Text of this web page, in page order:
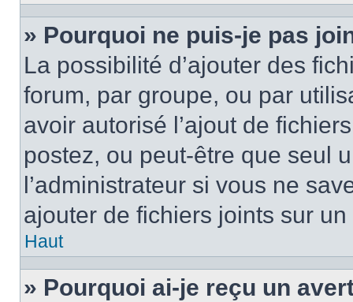
» Pourquoi ne puis-je pas
La possibilité d’ajouter des
forum, par groupe, ou par
avoir autorisé l’ajout de
postez, ou peut-être que seul
l’administrateur si vous ne
ajouter de fichiers joints sur un
Haut
» Pourquoi ai-je reçu un